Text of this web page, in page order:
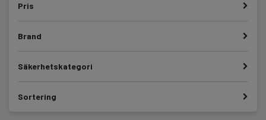
Pris
Brand
Säkerhetskategori
Sortering